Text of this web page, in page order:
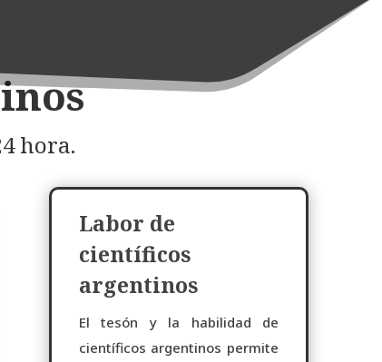
hora.
Labor de
científicos
argentinos
El tesón y la habilidad de
científicos argentinos permite